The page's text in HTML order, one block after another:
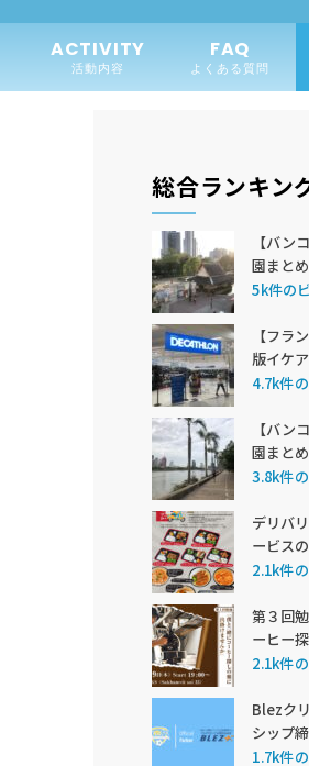
ACTIVITY
活動内容
FAQ
よくある質問
総合ランキン
【バン
園まと
5k件の
【フラ
版イケ
4.7k件
【バン
園まと
3.8k件
デリバ
ービス
2.1k件
第３回
ーヒー
2.1k件
Blezク
シップ
1.7k件